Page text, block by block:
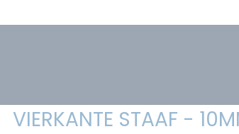
VIERKANTE STAAF -